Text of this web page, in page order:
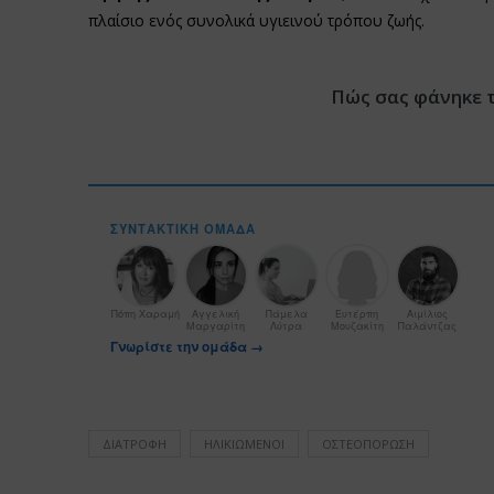
πλαίσιο ενός συνολικά υγιεινού τρόπου ζωής.
Πώς σας φάνηκε
ΣΥΝΤΑΚΤΙΚΉ ΟΜΆΔΑ
Πόπη Χαραμή
Αγγελική
Μαργαρίτη
Πάμελα
Λύτρα
Ευτέρπη
Μουζακίτη
Αιμίλιος
Παλάντζας
Γνωρίστε την ομάδα →
ΔΙΑΤΡΟΦΉ ΗΛΙΚΙΩΜΈΝΟΙ ΟΣΤΕΟΠΌΡΩΣΗ